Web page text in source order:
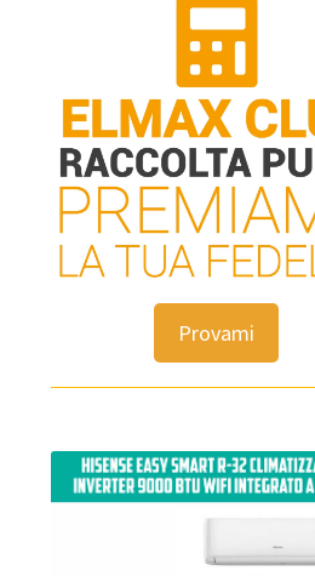
Provami